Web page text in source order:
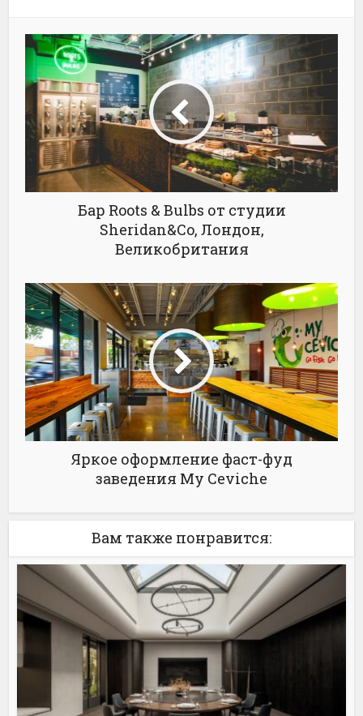
Бар Roots & Bulbs от студии
Sheridan&Co, Лондон,
Великобритания
Яркое оформление фаст-фуд
заведения My Ceviche
Вам также понравится: